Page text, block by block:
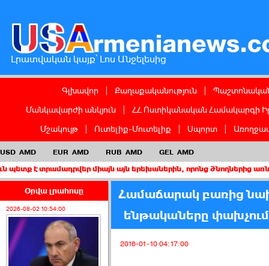
Լրատվական կայք՝ Լոս Անջելեսից
Գլխավոր Քաղաքականություն
Մանկավարժի անկյուն
ՀՀ Ոստիկանական Համակարգի
Մշակույթ
Ուտելիք-Մուտելիք Սպորտ
USD AMD EUR AMD RUB AMD GEL AMD
միայն այն երեխաներին, որոնց ծնողներից առնվազն
Օրվա լրահոսը
2026-08-02 10:54:00
Համաճարակ բառից
ենթակաները փախչում
2016-01-10 04:17:00